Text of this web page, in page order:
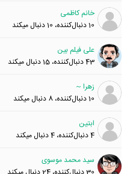
خانم کاظمی
10دنبال‌کننده، 10 دنبال میکند
علی فیلم بین
43دنبال‌کننده، 15 دنبال میکند
زهرا ~
10دنبال‌کننده، 8 دنبال میکند
ابتین
4دنبال‌کننده، 4 دنبال میکند
سید محمد موسوی